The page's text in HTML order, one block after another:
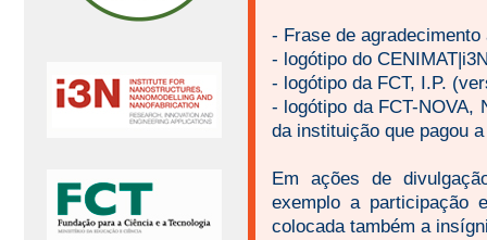
- Frase de
- logótipo do
- logótipo da FCT, I.P.
- logótipo da FCT-NOVA,
da instituição que pagou
Em ações de
exemplo a participação
colocada também a